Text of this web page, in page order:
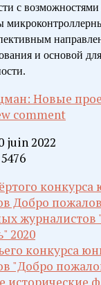
с возможностями
и основой для
Новые
comment
juin 2022
Добро
журналистов
2020
конкурса
"Добро
исторические